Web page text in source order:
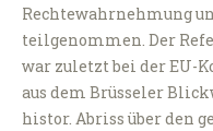
Rechtewahrnehmung
teilgenommen. Der
war zuletzt bei der EU-
aus dem Brüsseler
histor. Abriss über den